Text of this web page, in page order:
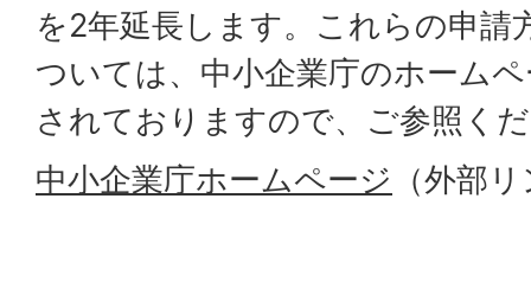
を2年延長します。これらの申請
ついては、中小企業庁のホーム
されておりますので、ご参照く
中小企業庁ホームページ （外部